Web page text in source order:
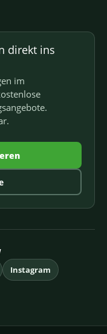
direkt ins
im
Instagram